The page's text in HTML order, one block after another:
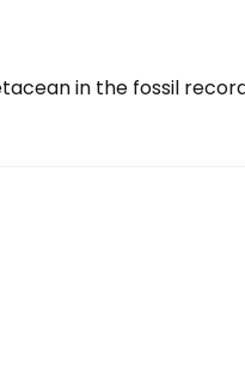
in the fossil